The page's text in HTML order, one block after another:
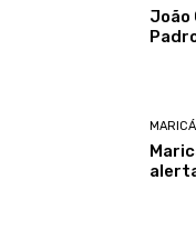
João
MARICÁ